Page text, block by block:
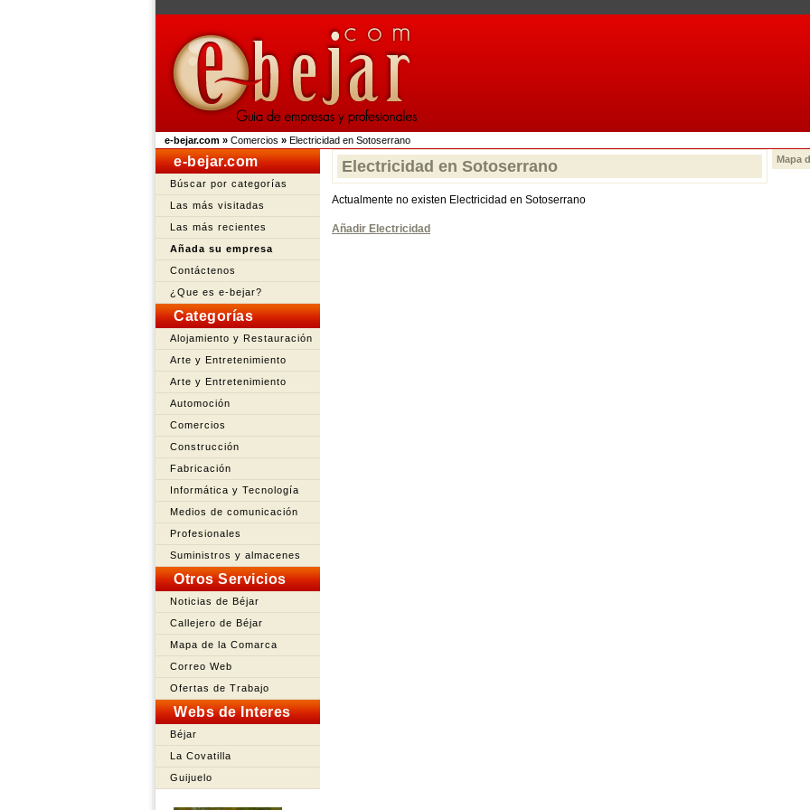
e-bejar.com » Comercios » Electricidad en Sotoserrano
e-bejar.com
Búscar por categorías
Las más visitadas
Las más recientes
Añada su empresa
Contáctenos
¿Que es e-bejar?
Categorías
Alojamiento y Restauración
Arte y Entretenimiento
Arte y Entretenimiento
Automoción
Comercios
Construcción
Fabricación
Informática y Tecnología
Medios de comunicación
Profesionales
Suministros y almacenes
Otros Servicios
Noticias de Béjar
Callejero de Béjar
Mapa de la Comarca
Correo Web
Ofertas de Trabajo
Webs de Interes
Béjar
La Covatilla
Guijuelo
Electricidad en Sotoserrano
Actualmente no existen Electricidad en Sotoserrano
Añadir Electricidad
Mapa